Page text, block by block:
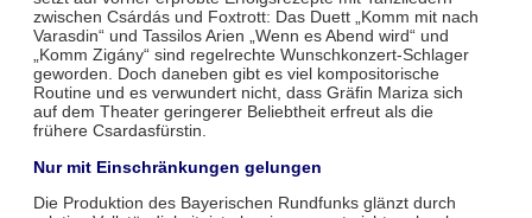
zwischen Csárdás und Foxtrott: Das Duett „Komm mit nach
Varasdin“ und Tassilos Arien „Wenn es Abend wird“ und
„Komm Zigány“ sind regelrechte Wunschkonzert-Schlager
geworden. Doch daneben gibt es viel kompositorische
Routine und es verwundert nicht, dass Gräfin Mariza sich
auf dem Theater geringerer Beliebtheit erfreut als die
frühere Csardasfürstin.
Nur mit Einschränkungen gelungen
Die Produktion des Bayerischen Rundfunks glänzt durch